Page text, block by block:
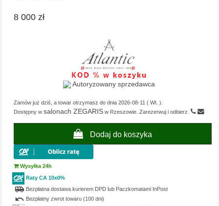
8 000 zł
Autoryzowany sprzedawca
Zamów już dziś, a towar otrzymasz do dnia 2026-08-11 (Wt. ).
Dostępny w salonach ZEGARISw Rzeszowie. Zarezerwuj i odbierz.
Dodaj do koszyka
Wysyłka 24h
Raty CA 10x0%
airport_shuttleBezpłatna dostawa kurierem DPD lub Paczkomatami InPost
undo Bezpłatny zwrot towaru (100 dni)